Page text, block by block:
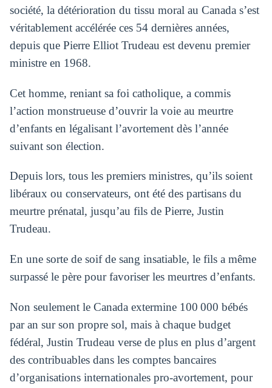
société, la détérioration du tissu moral au Canada s’est
véritablement accélérée ces 54 dernières années,
depuis que Pierre Elliot Trudeau est devenu premier
ministre en 1968.
Cet homme, reniant sa foi catholique, a commis
l’action monstrueuse d’ouvrir la voie au meurtre
d’enfants en légalisant l’avortement dès l’année
suivant son élection.
Depuis lors, tous les premiers ministres, qu’ils soient
libéraux ou conservateurs, ont été des partisans du
meurtre prénatal, jusqu’au fils de Pierre, Justin
Trudeau.
En une sorte de soif de sang insatiable, le fils a même
surpassé le père pour favoriser les meurtres d’enfants.
Non seulement le Canada extermine 100 000 bébés
par an sur son propre sol, mais à chaque budget
fédéral, Justin Trudeau verse de plus en plus d’argent
des contribuables dans les comptes bancaires
d’organisations internationales pro-avortement, pour